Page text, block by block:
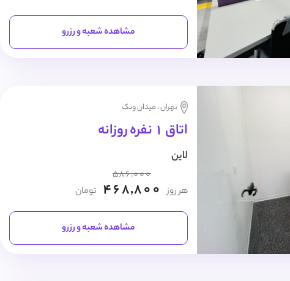
مشاهده شعبه و رزرو
تهران ، میدان ونک
اتاق 1 نفره روزانه
لاین
هر روز
586,000
468,800 تومان
مشاهده شعبه و رزرو